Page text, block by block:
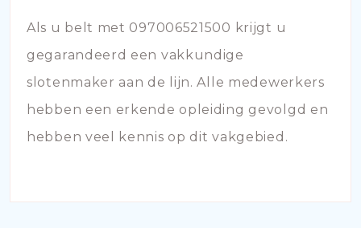
Als u belt met 097006521500 krijgt u
gegarandeerd een vakkundige
slotenmaker aan de lijn. Alle medewerkers
hebben een erkende opleiding gevolgd en
hebben veel kennis op dit vakgebied.